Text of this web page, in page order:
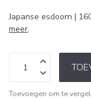
Japanse esdoorn |
meer.
Toevoegen om te